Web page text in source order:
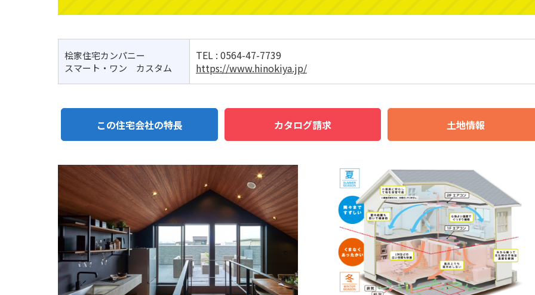
桧家住宅カンパニー
スマート・ワン カスタム
TEL : 0564-47-7739
https://www.hinokiya.jp/
この住宅会社の特長 カタログ請求 土地情報